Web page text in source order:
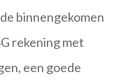
binnengekomen
rekening met
een goede